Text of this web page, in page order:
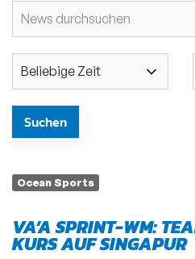
Ocean Sports
VA’A SPRINT-WM:
KURS AUF SINGAPUR